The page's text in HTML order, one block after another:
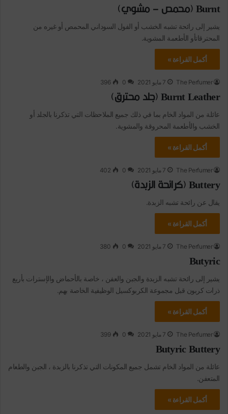
Burnt (محمص – مشوي)
يشير إلى رائحة تشبه الخشب أو الفول السوداني المحمص أو غيره من
المحترقاتأو الأطعمة المشوية.
أكمل القراءة »
The Perfumer 7 مايو 2021 0
396
Burnt Leather (جلد محترق)
عائلة من المواد الخام بما في ذلك جميع الملاحظات التي تذكرنا بالجلد أو
الخشب والأطعمة المحروقة والمشوية.
أكمل القراءة »
The Perfumer 7 مايو 2021 0
402
Buttery (كرائحة الزبدة)
يقال عن رائحة تشبه الزبدة.
أكمل القراءة »
The Perfumer 7 مايو 2021 0
380
Butyric
يشير إلى رائحة تشبه الزبدة والجبن والعفن ، خاصة بالأحماض والإسترات بأربع
ذرات كربون قبل مجموعة الكربوكسيل الوظيفية الخاصة بهم.
أكمل القراءة »
The Perfumer 7 مايو 2021 0
399
Butyric Buttery
عائلة من المواد الخام تشمل جميع المكونات التي تذكرنا بالزبدة ، الجبن والطعام
المتعفن.
أكمل القراءة »